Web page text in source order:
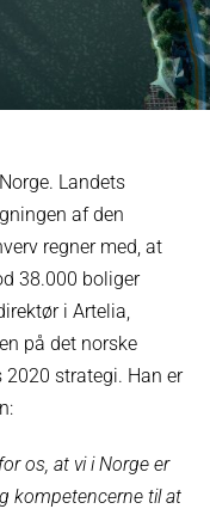
Landets
af den
regner med, at
38.000 boliger
i Artelia,
på det norske
2020 strategi. Han er
os, at vi i Norge er
kompetencerne til at